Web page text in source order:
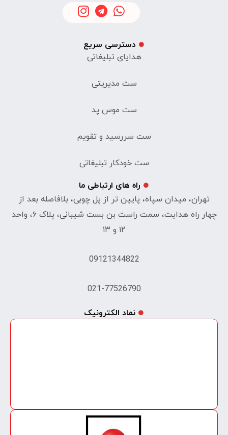
دسترسی سریع
هدایای تبلیغاتی
ست مدیریتی
ست موس پد
ست سررسید و تقویم
ست خودکار تبلیغاتی
راه های ارتباطی ما
تهران، میدان سپاه، پایین تر از پل چوبی، بلافاصله بعد از
چهار راه هدایت، سمت راست بن بست شیبانی، پلاک ۶، واحد
۱۲ و ۱۳
09121344822
021-77526790
نماد الکترونیک